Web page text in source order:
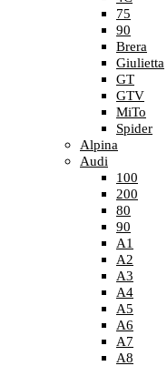
75
90
Brera
Giulietta
GT
GTV
MiTo
Spider
Alpina
Audi
100
200
80
90
A1
A2
A3
A4
A5
A6
A7
A8